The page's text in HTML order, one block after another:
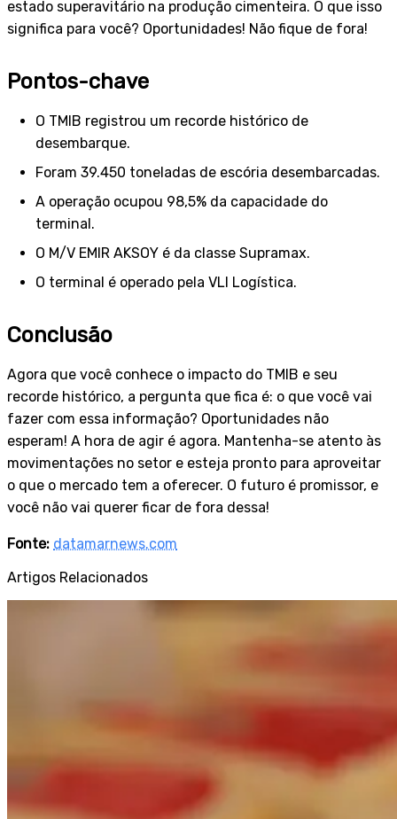
estado superavitário na produção cimenteira. O que isso
significa para você? Oportunidades! Não fique de fora!
Pontos-chave
O TMIB registrou um recorde histórico de
desembarque.
Foram 39.450 toneladas de escória desembarcadas.
A operação ocupou 98,5% da capacidade do
terminal.
O M/V EMIR AKSOY é da classe Supramax.
O terminal é operado pela VLI Logística.
Conclusão
Agora que você conhece o impacto do TMIB e seu
recorde histórico, a pergunta que fica é: o que você vai
fazer com essa informação? Oportunidades não
esperam! A hora de agir é agora. Mantenha-se atento às
movimentações no setor e esteja pronto para aproveitar
o que o mercado tem a oferecer. O futuro é promissor, e
você não vai querer ficar de fora dessa!
Fonte: datamarnews.com
Artigos Relacionados